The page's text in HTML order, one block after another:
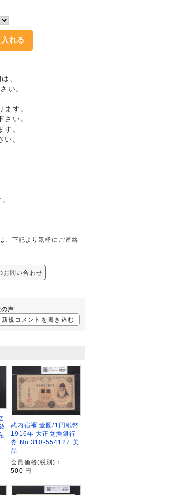
、
い。
す。
い。
。
。
、下記より気軽にご連絡
問い合わせ
声
新規コメントを書き込む
武内宿禰 壹圓/1円紙幣
1916年 大正兌換銀行
券 No.310-554127 美
品
会員価格(税別)：
500 円